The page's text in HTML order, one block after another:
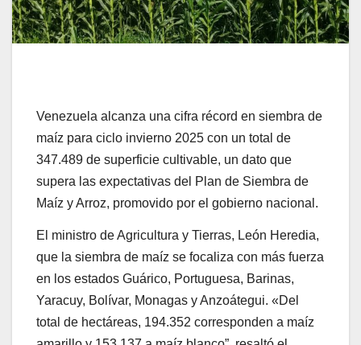
Venezuela alcanza una cifra récord en siembra de
maíz para ciclo invierno 2025 con un total de
347.489 de superficie cultivable, un dato que
supera las expectativas del Plan de Siembra de
Maíz y Arroz, promovido por el gobierno nacional.
El ministro de Agricultura y Tierras, León Heredia,
que la siembra de maíz se focaliza con más fuerza
en los estados Guárico, Portuguesa, Barinas,
Yaracuy, Bolívar, Monagas y Anzoátegui. «Del
total de hectáreas, 194.352 corresponden a maíz